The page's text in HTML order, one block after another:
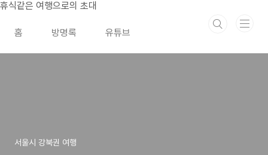
본문 바로가기
휴식같은 여행으로의 초대
홈 방명록 유튜브
서울시 강북권 여행